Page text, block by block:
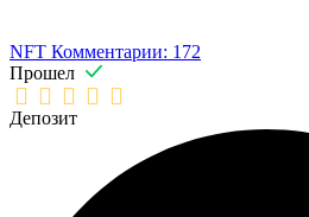
NFT Комментарии: 172
Прошел
Депозит